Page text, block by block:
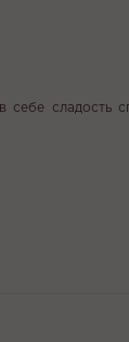
себе сладость